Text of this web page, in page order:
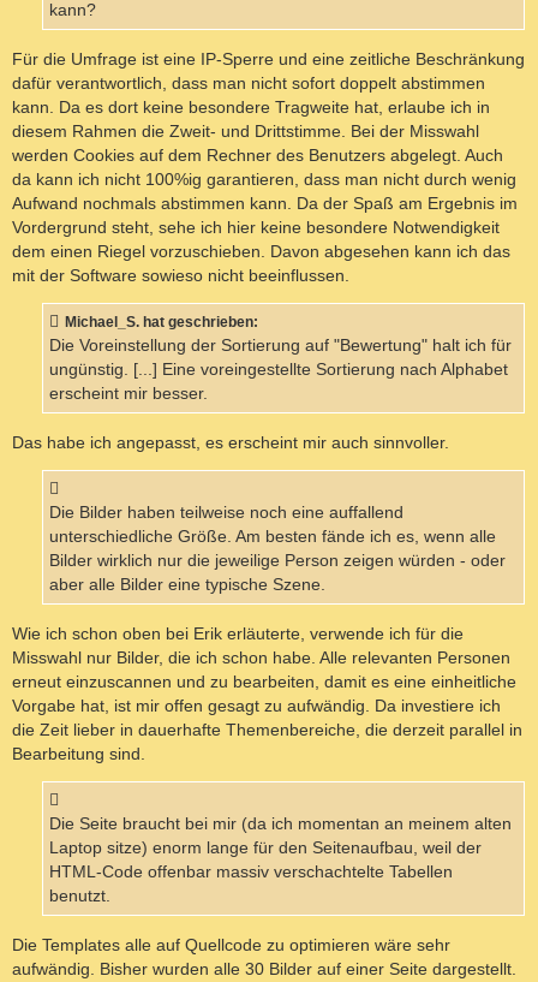
kann?
Für die Umfrage ist eine IP-Sperre und eine zeitliche Beschränkung
dafür verantwortlich, dass man nicht sofort doppelt abstimmen
kann. Da es dort keine besondere Tragweite hat, erlaube ich in
diesem Rahmen die Zweit- und Drittstimme. Bei der Misswahl
werden Cookies auf dem Rechner des Benutzers abgelegt. Auch
da kann ich nicht 100%ig garantieren, dass man nicht durch wenig
Aufwand nochmals abstimmen kann. Da der Spaß am Ergebnis im
Vordergrund steht, sehe ich hier keine besondere Notwendigkeit
dem einen Riegel vorzuschieben. Davon abgesehen kann ich das
mit der Software sowieso nicht beeinflussen.
Michael_S. hat geschrieben:
Die Voreinstellung der Sortierung auf "Bewertung" halt ich für
ungünstig. [...] Eine voreingestellte Sortierung nach Alphabet
erscheint mir besser.
Das habe ich angepasst, es erscheint mir auch sinnvoller.
Die Bilder haben teilweise noch eine auffallend
unterschiedliche Größe. Am besten fände ich es, wenn alle
Bilder wirklich nur die jeweilige Person zeigen würden - oder
aber alle Bilder eine typische Szene.
Wie ich schon oben bei Erik erläuterte, verwende ich für die
Misswahl nur Bilder, die ich schon habe. Alle relevanten Personen
erneut einzuscannen und zu bearbeiten, damit es eine einheitliche
Vorgabe hat, ist mir offen gesagt zu aufwändig. Da investiere ich
die Zeit lieber in dauerhafte Themenbereiche, die derzeit parallel in
Bearbeitung sind.
Die Seite braucht bei mir (da ich momentan an meinem alten
Laptop sitze) enorm lange für den Seitenaufbau, weil der
HTML-Code offenbar massiv verschachtelte Tabellen
benutzt.
Die Templates alle auf Quellcode zu optimieren wäre sehr
aufwändig. Bisher wurden alle 30 Bilder auf einer Seite dargestellt.